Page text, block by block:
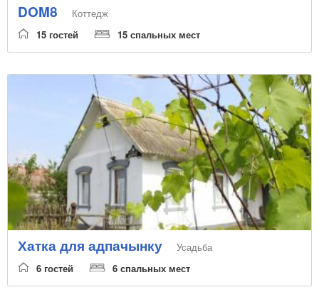
DOM8
Коттедж
15 гостей
15 спальных мест
Хатка для адпачынку
Усадьба
6 гостей
6 спальных мест